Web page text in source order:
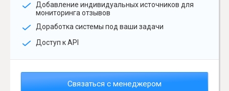
Добавление индивидуальных источников для
мониторинга отзывов
Доработка системы под ваши задачи
Доступ к API
Связаться с менеджером